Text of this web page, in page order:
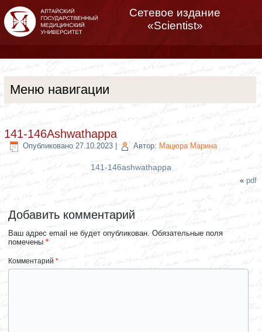
Сетевое издание
«Scientist»
Меню навигации
141-146Ashwathappa
Опубликовано 27.10.2023 Автор: Мацюра Марина
141-146ashwathappa
«pdf
Добавить комментарий
Ваш адрес email не будет опубликован. Обязательные поля
помечены*
Комментарий*